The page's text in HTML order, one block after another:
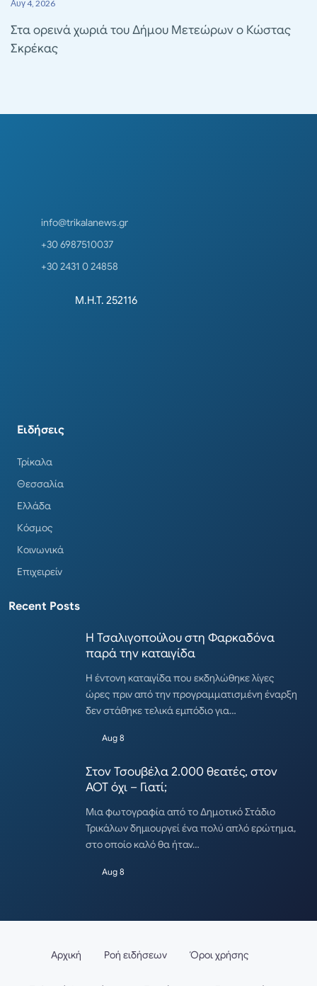
Αυγ 4, 2026
Στα ορεινά χωριά του Δήμου Μετεώρων ο Κώστας
Σκρέκας
info@trikalanews.gr
+30 6987510037
+30 2431 0 24858
Μ.Η.Τ. 252116
Ειδήσεις
Τρίκαλα
Θεσσαλία
Ελλάδα
Κόσμος
Κοινωνικά
Επιχειρείν
Recent Posts
Η Τσαλιγοπούλου στη Φαρκαδόνα
παρά την καταιγίδα
Η έντονη καταιγίδα που εκδηλώθηκε λίγες
ώρες πριν από την προγραμματισμένη έναρξη
δεν στάθηκε τελικά εμπόδιο για…
Aug 8
Στον Τσουβέλα 2.000 θεατές, στον
ΑΟΤ όχι – Γιατί;
Μια φωτογραφία από το Δημοτικό Στάδιο
Τρικάλων δημιουργεί ένα πολύ απλό ερώτημα,
στο οποίο καλό θα ήταν…
Aug 8
Αρχική Ροή ειδήσεων Όροι χρήσης